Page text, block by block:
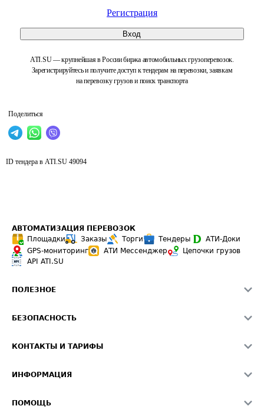
Регистрация
Вход
ATI.SU — крупнейшая в России биржа автомобильных грузоперевозок.
Зарегистрируйтесь и получите доступ к тендерам на перевозки, заявкам
на перевозку грузов и поиск транспорта
Поделиться
ID тендера в ATI.SU 49094
АВТОМАТИЗАЦИЯ ПЕРЕВОЗОК
Площадки
Заказы Торги Тендеры
АТИ-Доки
GPS-мониторинг
АТИ Мессенджер
Цепочки грузов
API ATI.SU
ПОЛЕЗНОЕ
Звезды ATI.SU на вашем сайте
Средние ставки
БЕЗОПАСНОСТЬ
Светофор+
О формировании Паспорта
КОНТАКТЫ И ТАРИФЫ
Реклама на сайте
ИНФОРМАЦИЯ
ПОМОЩЬ